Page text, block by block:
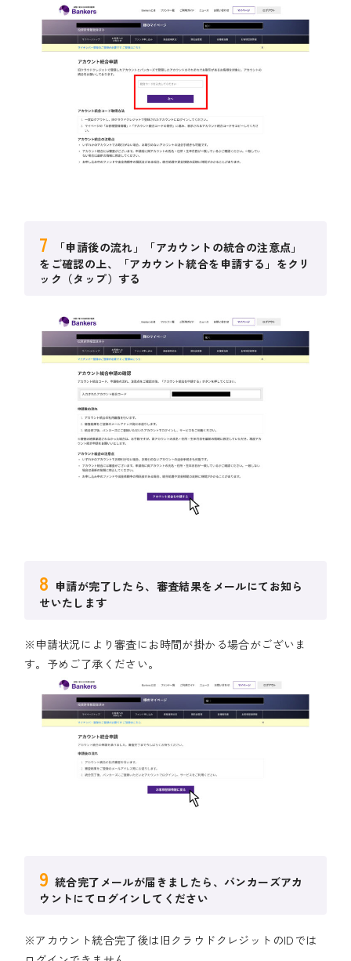
7
「申請後の流れ」「アカウントの統合の注意点」
をご確認の上、「アカウント統合を申請する」をクリ
ック（タップ）する
8 申請が完了したら、審査結果をメールにてお知ら
せいたします
※申請状況により審査にお時間が掛かる場合がございま
す。予めご了承ください。
9 統合完了メールが届きましたら、バンカーズアカ
ウントにてログインしてください
※アカウント統合完了後は旧クラウドクレジットのIDでは